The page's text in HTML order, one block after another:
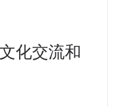
化交流和